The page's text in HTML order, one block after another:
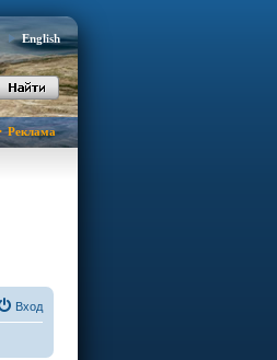
English
Реклама
Вход